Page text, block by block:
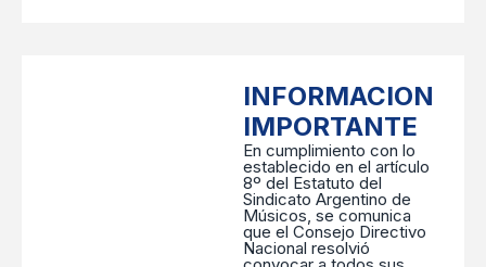
INFORMACION
IMPORTANTE
En cumplimiento con lo
establecido en el artículo
8º del Estatuto del
Sindicato Argentino de
Músicos, se comunica
que el Consejo Directivo
Nacional resolvió